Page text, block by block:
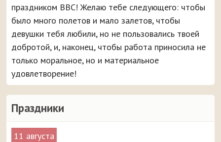
Праздники
11 августа
праздником ВВС! Желаю тебе следующего: чтобы
было много полетов и мало залетов, чтобы
девушки тебя любили, но не пользовались твоей
добротой, и, наконец, чтобы работа приносила не
только моральное, но и материальное
удовлетворение!